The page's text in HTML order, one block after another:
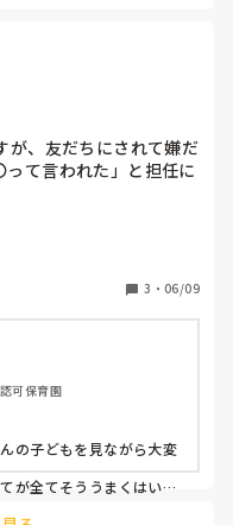
出てしまいトラブルに繋
の先生が数人連れ出して
こで過ごす時間があるほ
たりする子には「向こう
追いかけず遠くから危険
。そのうち帰ってくるの
るクラスを持っているの
、少しずつ成功体験を増
が、友だちにされて嫌だ
て言われた」と担任に
所でもトラブルが起こ
ことが多く、クラス全
立が難しいです。
ルが起こった際はどうし
つも、全体を見れない
いても教えてほしいで
3 ・ 06/09
可保育園
の子どもを見ながら大変
が全てそううまくはいか